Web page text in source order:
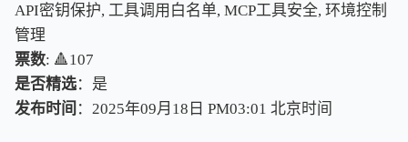
API密钥保护, 工具调用白名单, MCP工具安全, 环境控制
管理
票数: 🔺107
是否精选：是
发布时间 ：2025年09月18日 PM03:01 北京时间
北京时间